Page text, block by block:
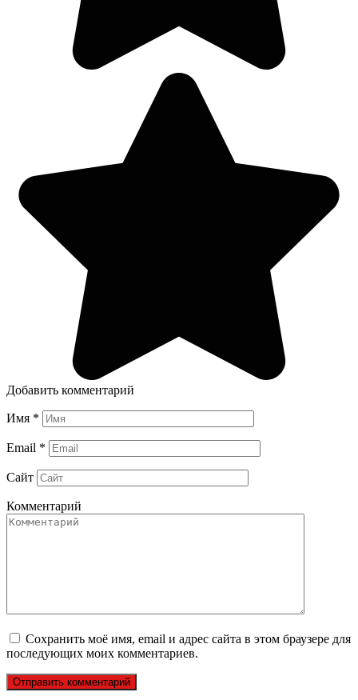
Добавить комментарий
Имя *
Email *
Сайт
Комментарий
Сохранить моё имя, email и адрес сайта в этом браузере для
последующих моих комментариев.